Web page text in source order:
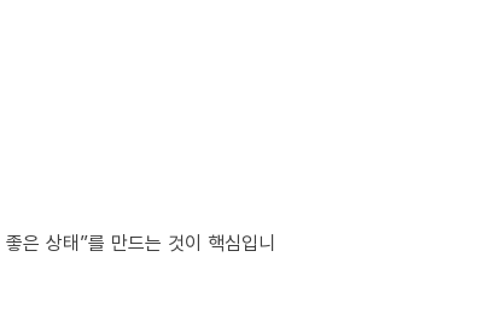
은 상태”를 만드는 것이 핵심입니